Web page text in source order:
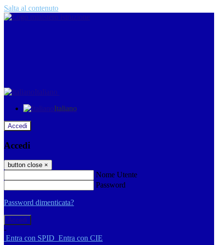
Salta al contenuto
Italiano
Italiano
Accedi
Accedi
button close ×
Nome Utente
Password
Password dimenticata?
-
Entra con SPID Entra con CIE